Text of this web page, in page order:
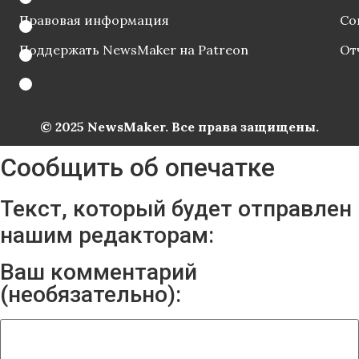
Правовая информация
Поддержать NewsMaker на Patreon
© 2025 NewsMaker. Все права защищены.
Сообщить об опечатке
Текст, который будет отправлен
нашим редакторам:
Ваш комментарий
(необязательно):